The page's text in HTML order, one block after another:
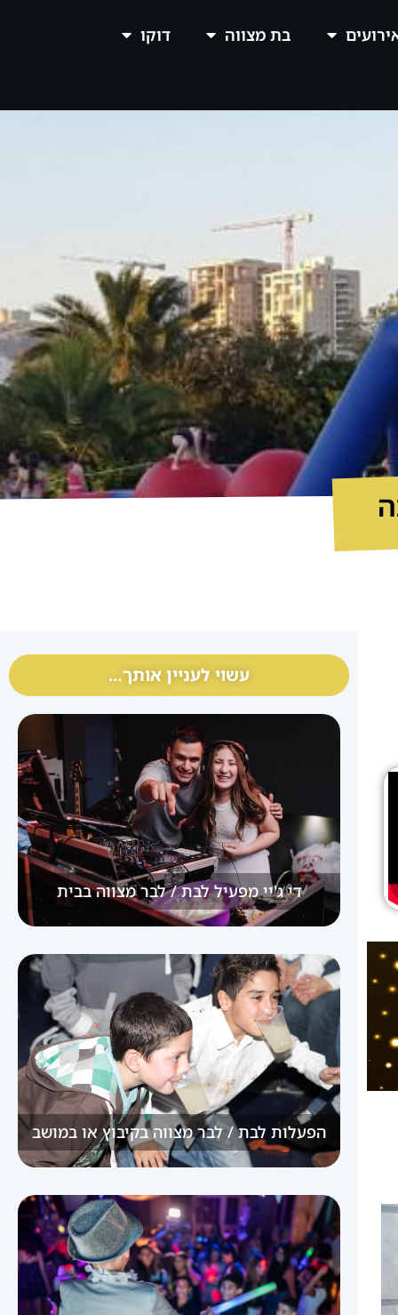
בת מצווה
דוקו
עשוי לעניין אותך…
די ג'יי מפעיל לבת / לבר מצווה בבית
הפעלות לבת / לבר מצווה בקיבוץ או במושב